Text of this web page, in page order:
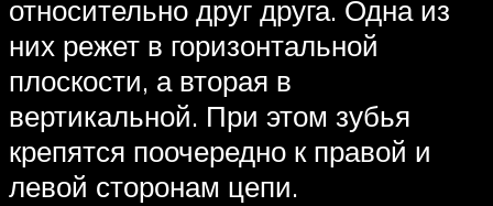
относительно друг друга. Одна из
них режет в горизонтальной
плоскости, а вторая в
вертикальной. При этом зубья
крепятся поочередно к правой и
левой сторонам цепи.